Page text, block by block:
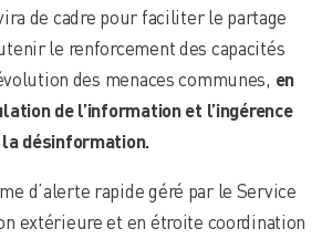
de cadre pour faciliter le partage
le renforcement des capacités
des menaces communes, en
de l’information et l’ingérence
désinformation.
d’alerte rapide géré par le Service
extérieure et en étroite coordination